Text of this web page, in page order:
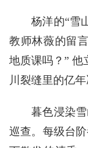
杨洋的“雪
教师林薇的留
地质课吗？” 他
川裂缝里的亿
暮色浸染
巡查。每级台